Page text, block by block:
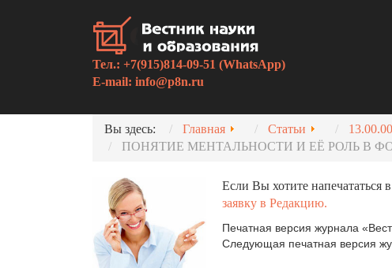
Тел.: +7(915)814-09-51 (WhatsApp)
E-mail: info@p8n.ru
Вы здесь: Главная Статьи
ПОНЯТИЕ МЕНТАЛЬНОСТИ И ЕЁ РОЛЬ В
Если Вы хотите напечататься
заявку в Редакцию.
Печатная версия журнала
Следующая печатная версия